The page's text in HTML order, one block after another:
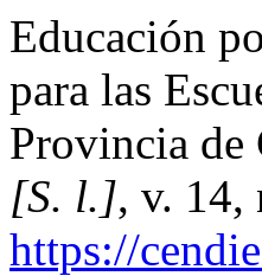
Educación
para las
Provincia de
[S. l.], v. 14,
https://